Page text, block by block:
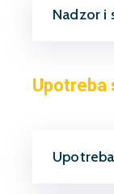
Nadzor i
Upotreba